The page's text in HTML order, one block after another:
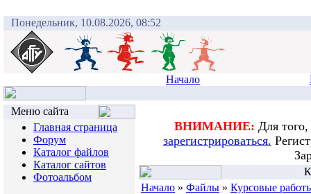
Понедельник, 10.08.2026, 08:52
Начало
Меню сайта
Главная страница
Форум
Каталог файлов
Каталог сайтов
Фотоальбом
ВНИМАНИЕ: Для
зарегистрироваться.
Начало » Файлы » Курсовые